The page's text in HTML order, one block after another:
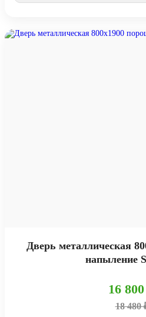
Дверь металлическая
напыление
16
18 480